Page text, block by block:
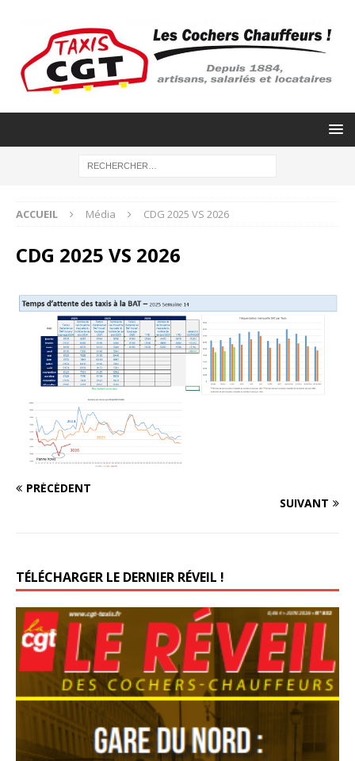
ACCUEIL Média CDG 2025 VS 2026
CDG 2025 VS 2026
PRÉCÉDENT
SUIVANT
TÉLÉCHARGER LE DERNIER RÉVEIL !